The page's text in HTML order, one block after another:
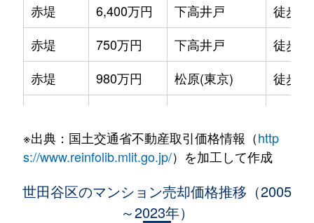
赤堤
6,400万円 下高井戸
徒歩5
赤堤
750万円 下高井戸
徒歩5
赤堤
980万円 松原(東京)
徒歩5
赤堤
2,300万円 松原(東京)
徒歩2
5,800万円 池尻大橋
※出典：国土交通省不動産取引価格情報（http
s://www.reinfolib.mlit.go.jp/）を加工して作成
世田谷区のマンション売却価格推移（2005
～2023年）